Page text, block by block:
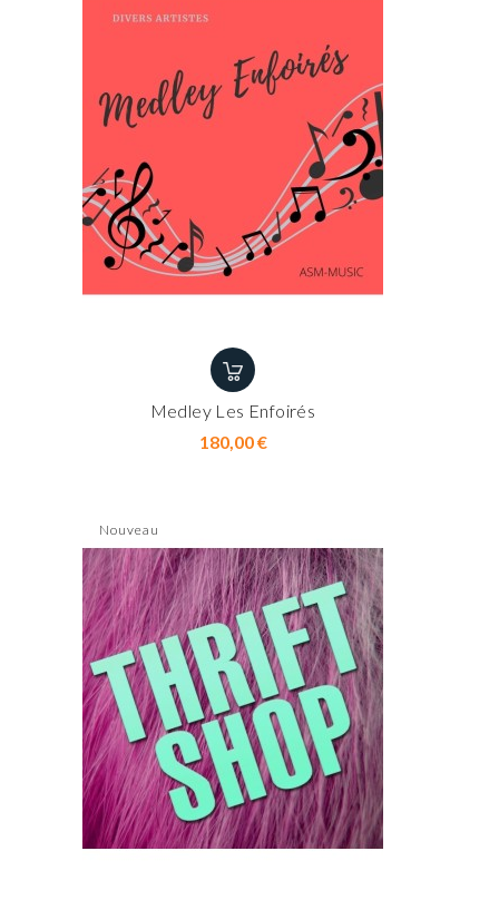
Medley Les Enfoirés
180,00 €Prix
Nouveau